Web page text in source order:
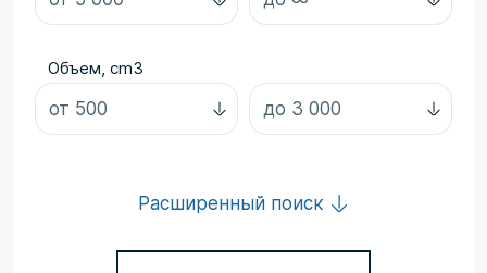
Объем, cm3
Расширенный поиск